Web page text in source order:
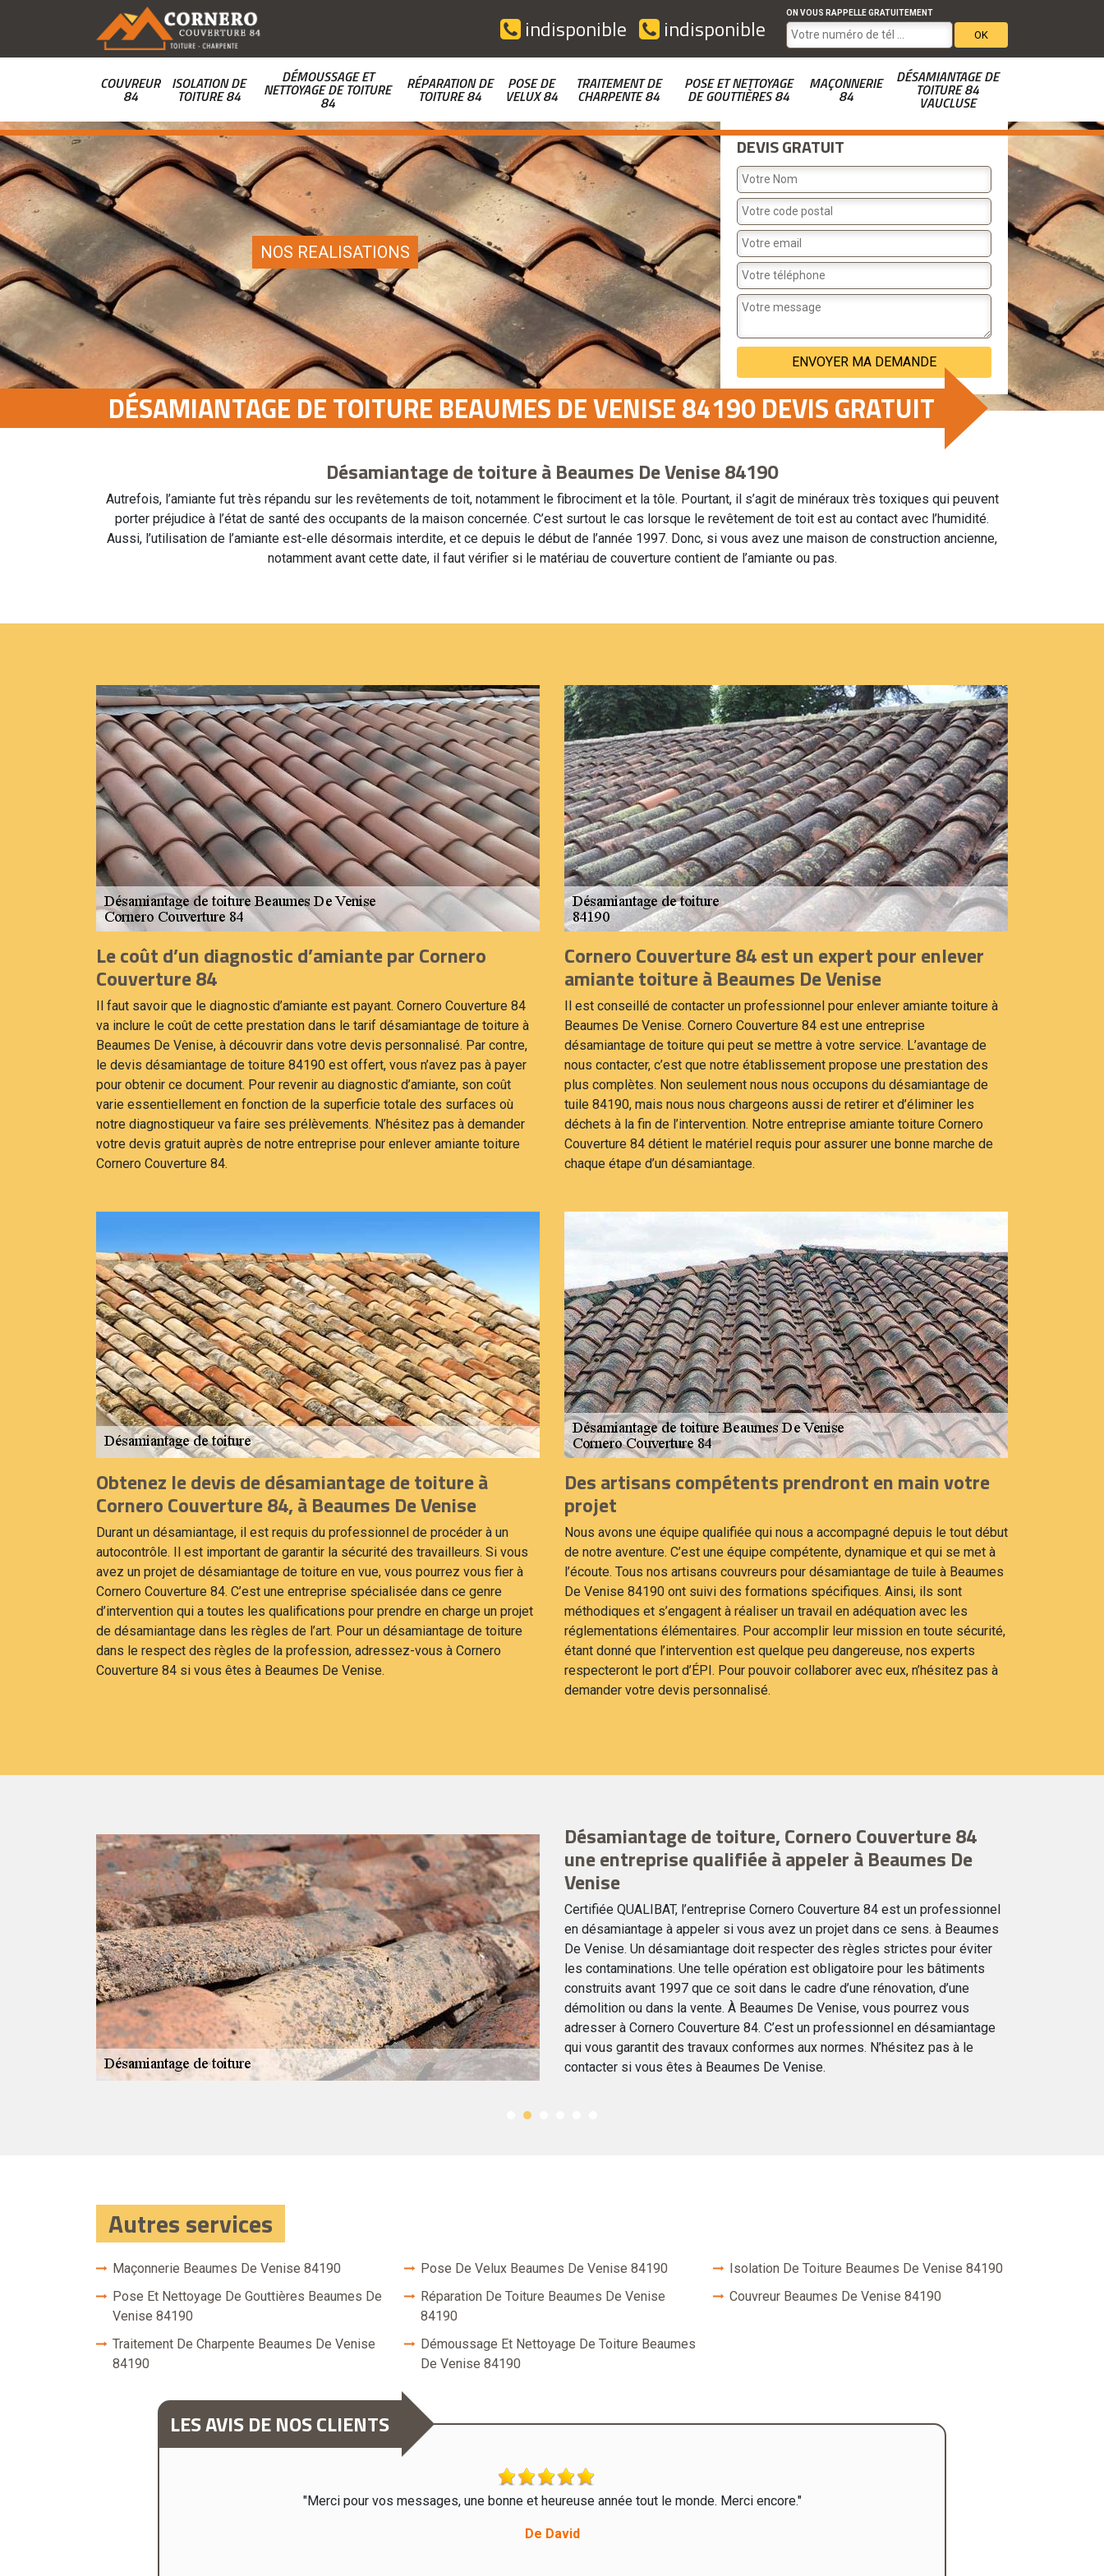
indisponible indisponible
ON VOUS RAPPELLE GRATUITEMENT
COUVREUR
84
ISOLATION DE
TOITURE 84
DÉMOUSSAGE ET
NETTOYAGE DE TOITURE
84
RÉPARATION DE
TOITURE 84
POSE DE
VELUX 84
TRAITEMENT DE
CHARPENTE 84
POSE ET NETTOYAGE
DE GOUTTIÈRES 84
MAÇONNERIE
84
DÉSAMIANTAGE DE
TOITURE 84
VAUCLUSE
NOS REALISATIONS
DEVIS GRATUIT
DÉSAMIANTAGE DE TOITURE BEAUMES DE VENISE 84190 DEVIS GRATUIT
Désamiantage de toiture à Beaumes De Venise 84190
Autrefois, l’amiante fut très répandu sur les revêtements de toit, notamment le fibrociment et la tôle. Pourtant, il s’agit de minéraux très toxiques qui peuvent
porter préjudice à l’état de santé des occupants de la maison concernée. C’est surtout le cas lorsque le revêtement de toit est au contact avec l’humidité.
Aussi, l’utilisation de l’amiante est-elle désormais interdite, et ce depuis le début de l’année 1997. Donc, si vous avez une maison de construction ancienne,
notamment avant cette date, il faut vérifier si le matériau de couverture contient de l’amiante ou pas.
Le coût d’un diagnostic d’amiante par Cornero
Couverture 84
Il faut savoir que le diagnostic d’amiante est payant. Cornero Couverture 84
va inclure le coût de cette prestation dans le tarif désamiantage de toiture à
Beaumes De Venise, à découvrir dans votre devis personnalisé. Par contre,
le devis désamiantage de toiture 84190 est offert, vous n’avez pas à payer
pour obtenir ce document. Pour revenir au diagnostic d’amiante, son coût
varie essentiellement en fonction de la superficie totale des surfaces où
notre diagnostiqueur va faire ses prélèvements. N’hésitez pas à demander
votre devis gratuit auprès de notre entreprise pour enlever amiante toiture
Cornero Couverture 84.
Cornero Couverture 84 est un expert pour enlever
amiante toiture à Beaumes De Venise
Il est conseillé de contacter un professionnel pour enlever amiante toiture à
Beaumes De Venise. Cornero Couverture 84 est une entreprise
désamiantage de toiture qui peut se mettre à votre service. L’avantage de
nous contacter, c’est que notre établissement propose une prestation des
plus complètes. Non seulement nous nous occupons du désamiantage de
tuile 84190, mais nous nous chargeons aussi de retirer et d’éliminer les
déchets à la fin de l’intervention. Notre entreprise amiante toiture Cornero
Couverture 84 détient le matériel requis pour assurer une bonne marche de
chaque étape d’un désamiantage.
Obtenez le devis de désamiantage de toiture à
Cornero Couverture 84, à Beaumes De Venise
Durant un désamiantage, il est requis du professionnel de procéder à un
autocontrôle. Il est important de garantir la sécurité des travailleurs. Si vous
avez un projet de désamiantage de toiture en vue, vous pourrez vous fier à
Cornero Couverture 84. C’est une entreprise spécialisée dans ce genre
d’intervention qui a toutes les qualifications pour prendre en charge un projet
de désamiantage dans les règles de l’art. Pour un désamiantage de toiture
dans le respect des règles de la profession, adressez-vous à Cornero
Couverture 84 si vous êtes à Beaumes De Venise.
Des artisans compétents prendront en main votre
projet
Nous avons une équipe qualifiée qui nous a accompagné depuis le tout début
de notre aventure. C’est une équipe compétente, dynamique et qui se met à
l’écoute. Tous nos artisans couvreurs pour désamiantage de tuile à Beaumes
De Venise 84190 ont suivi des formations spécifiques. Ainsi, ils sont
méthodiques et s’engagent à réaliser un travail en adéquation avec les
réglementations élémentaires. Pour accomplir leur mission en toute sécurité,
étant donné que l’intervention est quelque peu dangereuse, nos experts
respecteront le port d’ÉPI. Pour pouvoir collaborer avec eux, n’hésitez pas à
demander votre devis personnalisé.
Désamiantage de toiture, Cornero Couverture 84
une entreprise qualifiée à appeler à Beaumes De
Venise
Certifiée QUALIBAT, l’entreprise Cornero Couverture 84 est un professionnel
en désamiantage à appeler si vous avez un projet dans ce sens. à Beaumes
De Venise. Un désamiantage doit respecter des règles strictes pour éviter
les contaminations. Une telle opération est obligatoire pour les bâtiments
construits avant 1997 que ce soit dans le cadre d’une rénovation, d’une
démolition ou dans la vente. À Beaumes De Venise, vous pourrez vous
adresser à Cornero Couverture 84. C’est un professionnel en désamiantage
qui vous garantit des travaux conformes aux normes. N’hésitez pas à le
contacter si vous êtes à Beaumes De Venise.
Autres services
Maçonnerie Beaumes De Venise 84190
Pose Et Nettoyage De Gouttières Beaumes De
Venise 84190
Traitement De Charpente Beaumes De Venise
84190
Pose De Velux Beaumes De Venise 84190
Réparation De Toiture Beaumes De Venise
84190
Démoussage Et Nettoyage De Toiture Beaumes
De Venise 84190
Isolation De Toiture Beaumes De Venise 84190
Couvreur Beaumes De Venise 84190
LES AVIS DE NOS CLIENTS
"Merci pour vos messages, une bonne et heureuse année tout le monde. Merci encore."
De David